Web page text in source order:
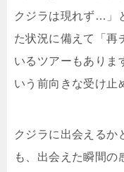
クジラは現れず…」
た状況に備えて「再
いるツアーもありま
いう前向きな受け止
クジラに出会えるか
も、出会えた瞬間の